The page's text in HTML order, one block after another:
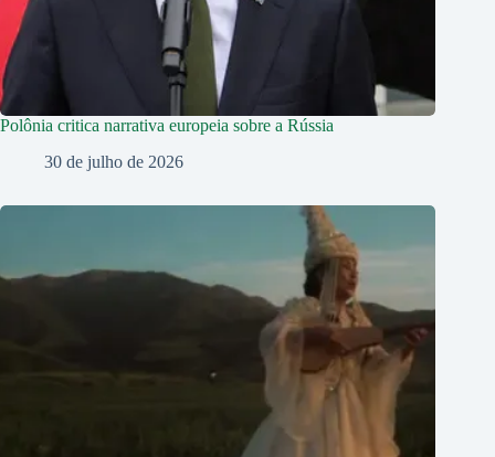
Polônia critica narrativa europeia sobre a Rússia
30 de julho de 2026